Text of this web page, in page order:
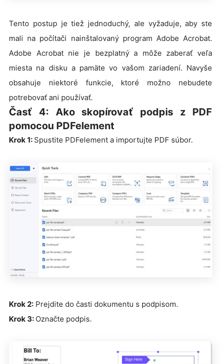
Tento postup je tiež jednoduchý, ale vyžaduje, aby ste
mali na počítači nainštalovaný program Adobe Acrobat.
Adobe Acrobat nie je bezplatný a môže zaberať veľa
miesta na disku a pamäte vo vašom zariadení. Navyše
obsahuje niektoré funkcie, ktoré možno nebudete
potrebovať ani používať.
Časť 4: Ako skopírovať podpis z PDF
pomocou PDFelement
Krok 1: Spustite PDFelement a importujte PDF súbor.
Krok 2: Prejdite do časti dokumentu s podpisom.
Krok 3: Označte podpis.